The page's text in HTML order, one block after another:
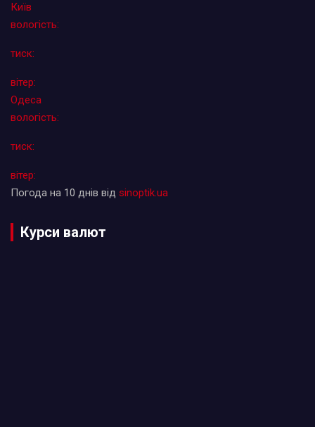
Київ
вологість:
тиск:
вітер:
Одеса
вологість:
тиск:
вітер:
Погода на 10 днів від sinoptik.ua
Курси валют